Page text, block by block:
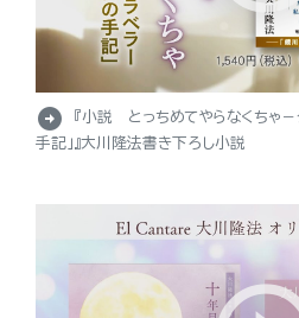
arrow_circle_right
『小説 とっちめてやらなくちゃ－
手記」』大川隆法書き下ろし小説